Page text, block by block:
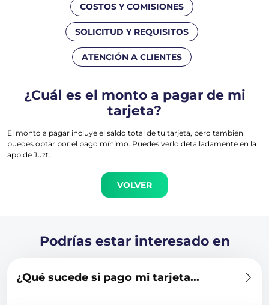
COSTOS Y COMISIONES
SOLICITUD Y REQUISITOS
ATENCIÓN A CLIENTES
¿Cuál es el monto a pagar de mi
tarjeta?
El monto a pagar incluye el saldo total de tu tarjeta, pero también
puedes optar por el pago mínimo. Puedes verlo detalladamente en la
app de Juzt.
VOLVER
Podrías estar interesado en
¿Qué sucede si pago mi tarjeta...